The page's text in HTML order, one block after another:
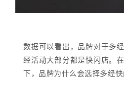
数据可以看出，品牌对于多
经活动大部分都是快闪店。
下，品牌为什么会选择多经快